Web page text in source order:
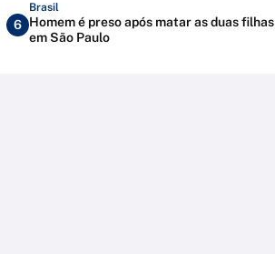
6
Brasil
Homem é preso após matar as duas filhas
em São Paulo